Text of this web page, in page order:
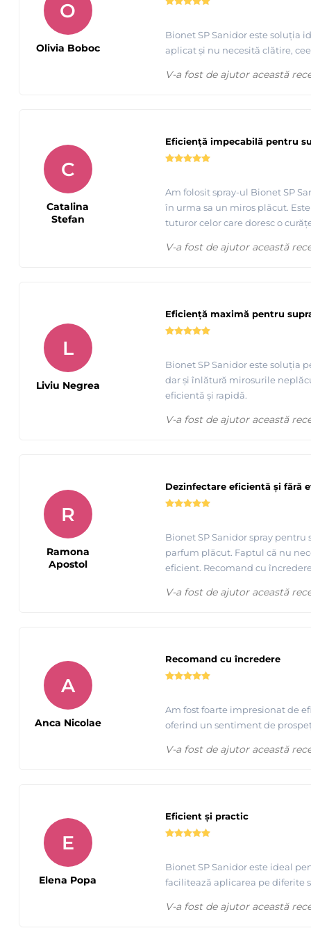
Bionet SP Sanidor este soluția
aplicat și nu necesită clătire,
O
Olivia Boboc
V-a fost de ajutor această
Eficiență impecabilă pentru
Am folosit spray-ul Bionet SP
în urma sa un miros plăcut.
tuturor celor care doresc o
C
Catalina
Stefan
V-a fost de ajutor această
Eficiență maximă pentru
Bionet SP Sanidor este soluția
dar și înlătură mirosurile
eficientă și rapidă.
L
Liviu Negrea
V-a fost de ajutor această
Dezinfectare eficientă și fără
Bionet SP Sanidor spray
parfum plăcut. Faptul că nu
eficient. Recomand cu
R
Ramona
Apostol
V-a fost de ajutor această
Recomand cu încredere
Am fost foarte impresionat de
oferind un sentiment de
A
Anca Nicolae
V-a fost de ajutor această
Eficient și practic
Bionet SP Sanidor este ideal
facilitează aplicarea pe diferite
E
Elena Popa
V-a fost de ajutor această